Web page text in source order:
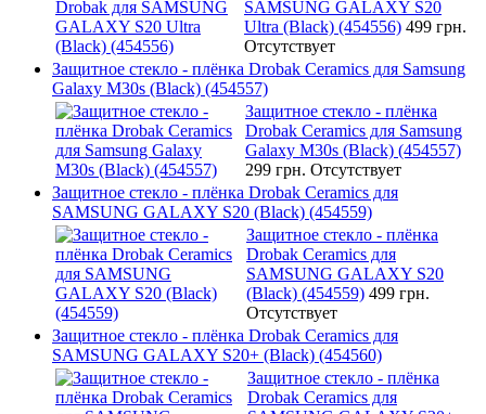
SAMSUNG GALAXY S20
Ultra (Black) (454556) 499 грн.
Отсутствует
Защитное стекло - плёнка Drobak Ceramics для Samsung
Galaxy M30s (Black) (454557)
Защитное стекло - плёнка
Drobak Ceramics для Samsung
Galaxy M30s (Black) (454557)
299 грн. Отсутствует
Защитное стекло - плёнка Drobak Ceramics для
SAMSUNG GALAXY S20 (Black) (454559)
Защитное стекло - плёнка
Drobak Ceramics для
SAMSUNG GALAXY S20
(Black) (454559) 499 грн.
Отсутствует
Защитное стекло - плёнка Drobak Ceramics для
SAMSUNG GALAXY S20+ (Black) (454560)
Защитное стекло - плёнка
Drobak Ceramics для